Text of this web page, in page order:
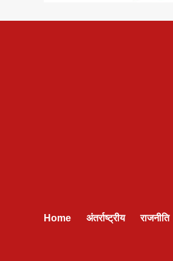
Home अंतर्राष्ट्रीय राजनीति